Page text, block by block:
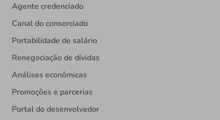
Agente credenciado
Canal do consorciado
Portabilidade de salário
Renegociação de dívidas
Análises econômicas
Promoções e parcerias
Portal do desenvolvedor